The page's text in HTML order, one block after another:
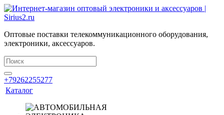
Оптовые поставки телекоммуникационного оборудования,
электроники, аксессуаров.
+79262255277
Каталог